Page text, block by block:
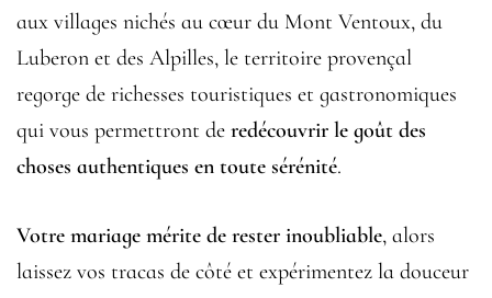
aux villages nichés au cœur du Mont Ventoux, du
Luberon et des Alpilles, le territoire provençal
regorge de richesses touristiques et gastronomiques
qui vous permettront de redécouvrir le goût des
choses authentiques en toute sérénité.
Votre mariage mérite de rester inoubliable, alors
laissez vos tracas de côté et expérimentez la douceur